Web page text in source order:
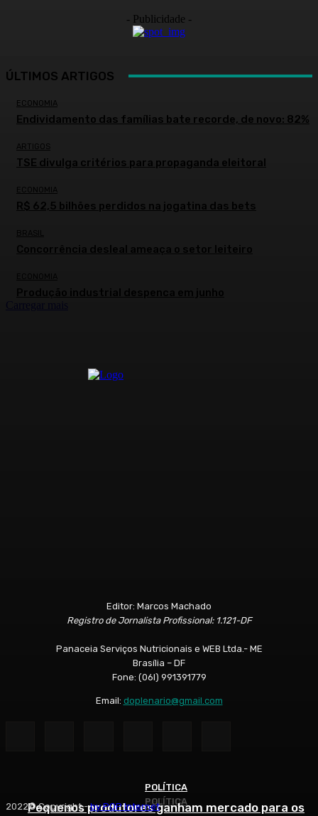
ARTIGOS
POLÍTICA
POLÍTICA
Pequenos produtores ganham mercado para os
- Publicidade -
ÚLTIMOS ARTIGOS
ECONOMIA
Endividamento das famílias bate recorde, de novo: 82%
ARTIGOS
TSE divulga critérios para propaganda eleitoral
ECONOMIA
R$ 62,5 bilhões perdidos na jogatina das bets
BRASIL
Concorrência desleal ameaça o setor leiteiro
Editor: Marcos Machado
Registro de Jornalista Profissional: 1.121-DF
Panaceia Serviços Nutricionais e WEB Ltda.- ME
Brasília – DF
Fone: (06l) 991391779
Email: doplenario@gmail.com
2022© Copyright -by POP Internet